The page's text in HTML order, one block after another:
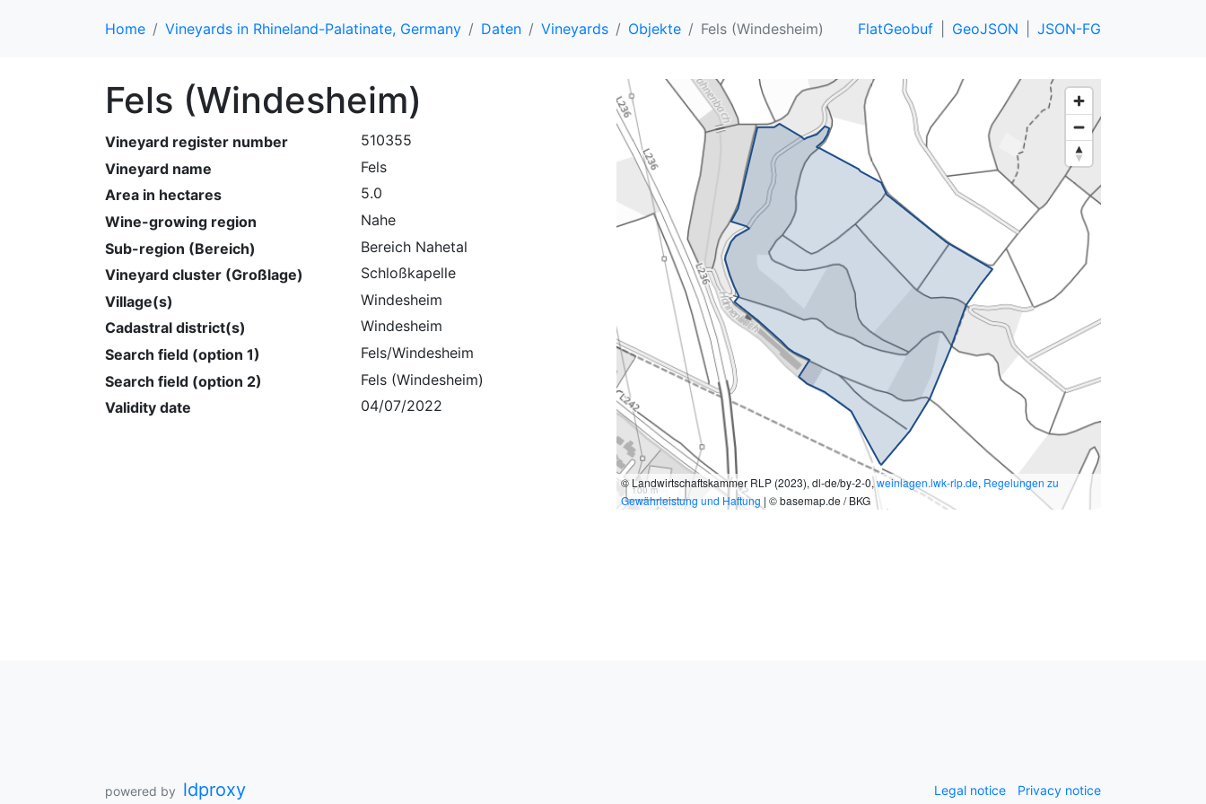
Home Vineyards in Rhineland-Palatinate, Germany Daten Vineyards Objekte Fels (Windesheim) FlatGeobuf GeoJSON JSON-FG
Fels (Windesheim)
Vineyard register number
510355
Vineyard name
Fels
Area in hectares
5.0
Wine-growing region
Nahe
Sub-region (Bereich)
Bereich Nahetal
Vineyard cluster (Großlage)
Schloßkapelle
Village(s)
Windesheim
Cadastral district(s)
Windesheim
Search field (option 1)
Fels/Windesheim
Search field (option 2)
Fels (Windesheim)
Validity date
04/07/2022
100 m
© Landwirtschaftskammer RLP (2023), dl-de/by-2-0,weinlagen.lwk-rlp.de, Regelungen zu
Gewährleistung und Haftung | © basemap.de / BKG
powered by ldproxy Legal notice Privacy notice